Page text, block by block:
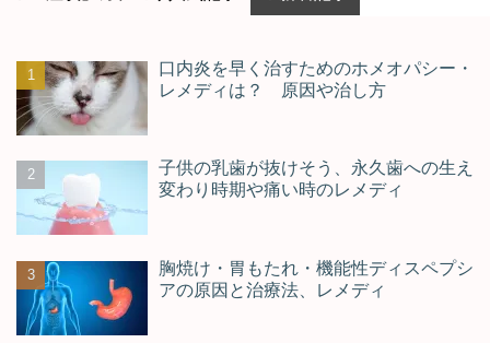
口内炎を早く治すためのホメオパシー・
レメディは？ 原因や治し方
子供の乳歯が抜けそう、永久歯への生え
変わり時期や痛い時のレメディ
胸焼け・胃もたれ・機能性ディスペプシ
アの原因と治療法、レメディ